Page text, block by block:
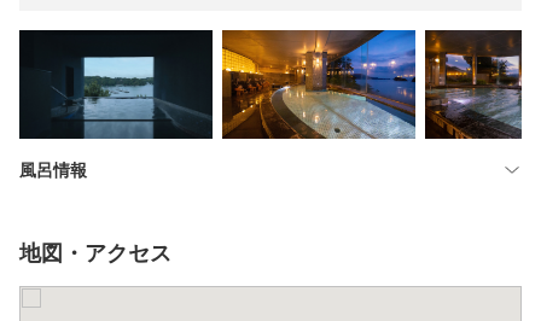
風呂情報
地図・アクセス